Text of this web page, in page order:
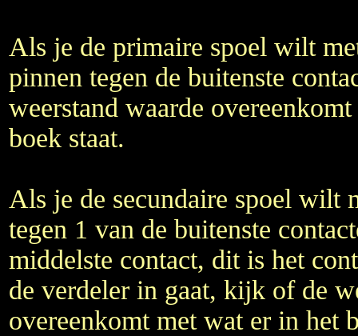
Als je de primaire spoel wilt
pinnen tegen de buitenste
weerstand waarde
boek staat.
Als je de secundaire spoel wilt
tegen 1 van de buitenste
middelste contact, dit is het
de verdeler in gaat, kijk of de
overeenkomt met wat er in het